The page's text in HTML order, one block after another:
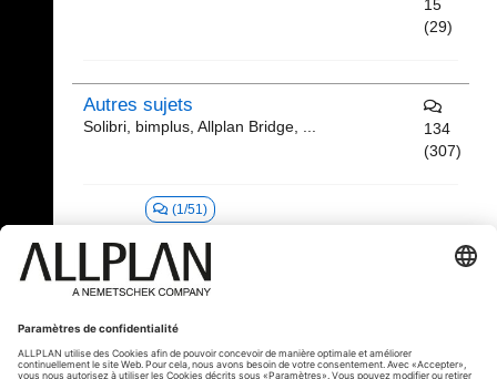
15
(29)
Autres sujets
Solibri, bimplus, Allplan Bridge, ...
134
(307)
(1/51)
30.06.2026 11:11
judyallplanfrance
Offres et recherches d'emploi